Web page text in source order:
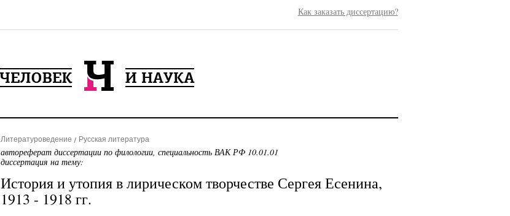
Как заказать диссертацию?
Литературоведение Русская литература
автореферат диссертации по филологии, специальность ВАК РФ 10.01.01
диссертация на тему:
История и утопия в лирическом творчестве Сергея Есенина,
1913 - 1918 гг.